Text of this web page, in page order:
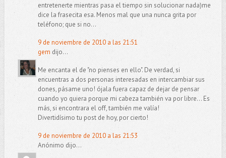
entretenerte mientras pasa el tiempo sin solucionar nada)me
dice la frasecita esa. Menos mal que una nunca grita por
teléfono; que si no...
9 de noviembre de 2010 a las 21:51
gem dijo...
Me encanta el de "no pienses en ello". De verdad, si
encuentras a dos personas interesadas en intercambiar sus
dones, pásame uno! ójala fuera capaz de dejar de pensar
cuando yo quiera porque mi cabeza también va por libre... Es
más, si encontrara el off, también me valía!
Divertidísimo tu post de hoy, por cierto!
9 de noviembre de 2010 a las 21:53
Anónimo dijo...